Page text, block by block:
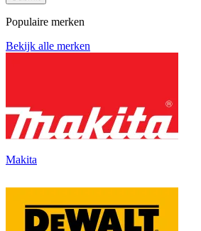
Populaire merken
Bekijk alle merken
Makita